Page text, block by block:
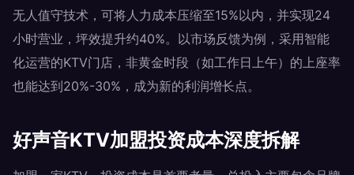
无人值守技术，可将人力成本压缩至15%以内，并实现24
小时营业，坪效提升约40%。以市场反馈为例，采用智能
化运营的KTV门店，非黄金时段（如工作日上午）的上座率
也能达到20%-30%，成为新的利润增长点。
好声音KTV加盟投资成本深度拆解